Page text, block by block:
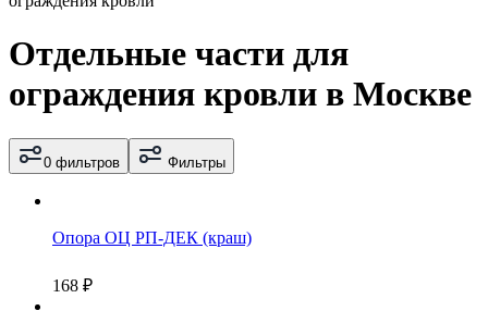
Отдельные части для
ограждения кровли в Москве
0 фильтров Фильтры
Опора ОЦ РП-ДЕК (краш)
168 ₽